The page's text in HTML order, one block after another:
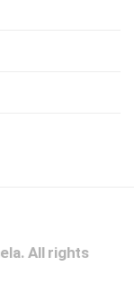
All rights